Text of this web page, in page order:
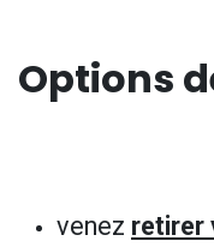
Options
venez retirer